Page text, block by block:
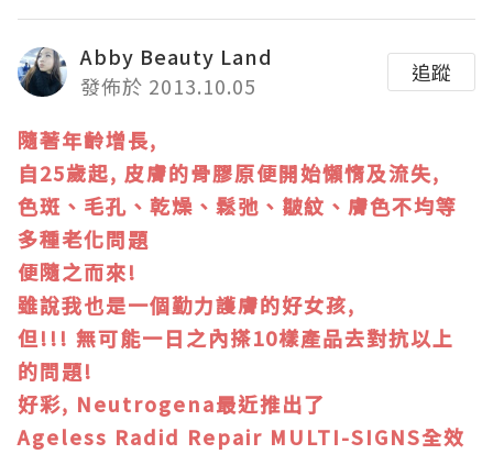
Abby Beauty Land
發佈於 2013.10.05
追蹤
隨著年齡增長,
自25歲起, 皮膚的骨膠原便開始懶惰及流失,
色斑、毛孔、乾燥、鬆弛、皺紋、膚色不均等
多種老化問題
便隨之而來!
雖說我也是一個勤力護膚的好女孩,
但!!! 無可能一日之內搽10樣產品去對抗以上
的問題!
好彩, Neutrogena最近推出了
Ageless Radid Repair MULTI-SIGNS全效